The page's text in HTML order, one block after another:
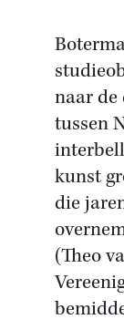
naar de
tussen
kunst
die
(Theo